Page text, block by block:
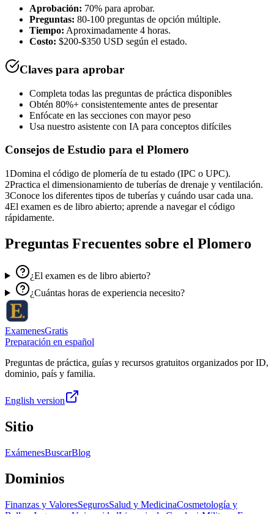
Aprobación: 70% para aprobar.
Preguntas: 80-100 preguntas de opción múltiple.
Tiempo: Aproximadamente 4 horas.
Costo: $200-$350 USD según el estado.
Claves para aprobar
Completa todas las preguntas de práctica disponibles
Obtén 80%+ consistentemente antes de presentar
Enfócate en las secciones con mayor peso
Usa nuestro asistente con IA para conceptos difíciles
Consejos de Estudio para el Plomero
1Domina el código de plomería de tu estado (IPC o UPC).
2Practica el dimensionamiento de tuberías de drenaje y ventilación.
3Conoce los diferentes tipos de tuberías y cuándo usar cada una.
4El examen es de libro abierto; aprende a navegar el código
rápidamente.
Preguntas Frecuentes sobre el Plomero
¿El examen es de libro abierto?
¿Cuántas horas de experiencia necesito?
ExamenesGratis
Preparación en español
Preguntas de práctica, guías y recursos gratuitos organizados por ID,
dominio, país y familia.
English version
Sitio
ExámenesBuscarBlog
Dominios
Finanzas y ValoresSegurosSalud y MedicinaCosmetología y